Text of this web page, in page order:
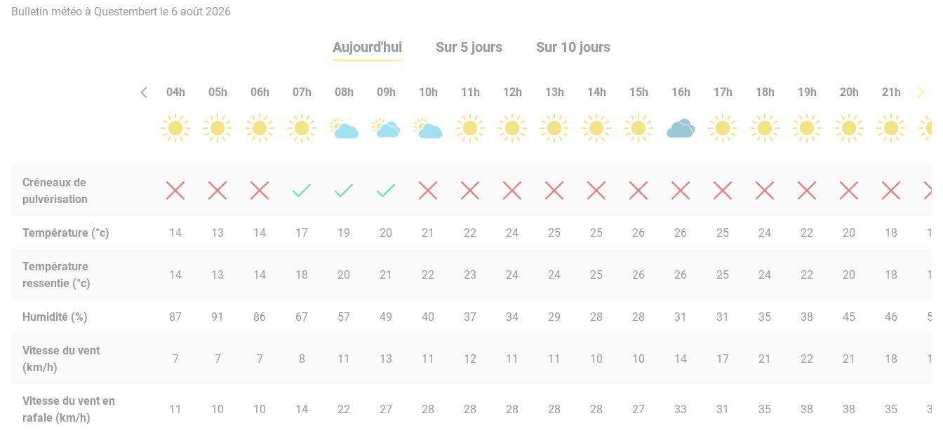
Bulletin météo à Questembert le 6 août 2026
Aujourd'hui Sur 5 jours Sur 10 jours
04h 05h 06h 07h 08h 09h 10h 11h 12h 13h 14h 15h 16h 17h 18h 19h 20h 21h 22h
Créneaux de
pulvérisation
Température (°c) 14 13 14 17 19 20 21 22 24 25 25 26 26 25 24 22 20 18 17
Température
ressentie (°c)
14 13 14 18 20 21 22 23 24 24 25 26 26 25 24 22 20 18 17
Humidité (%) 87 91 86 67 57 49 40 37 34 29 28 28 31 31 35 38 45 46 56
Vitesse du vent
(km/h)
7 7 7 8 11 13 11 12 11 11 10 10 14 17 21 22 21 18 18
Vitesse du vent en
rafale (km/h)
11 10 10 14 22 27 28 28 28 28 28 27 33 31 35 38 38 35 30